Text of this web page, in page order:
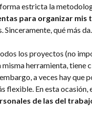
estricta la
para organizar mis
qué más da.
los proyectos (no
herramienta, tiene
a veces hay que
flexible. En esta ocasión,
de las del